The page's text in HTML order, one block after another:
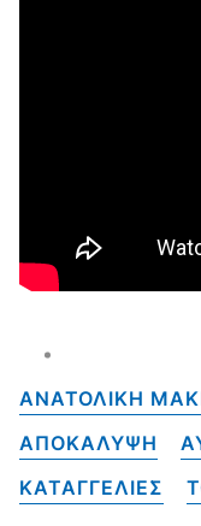
ΑΝΑΤΟΛΙΚΗ
ΑΠΟΚΑΛΥΨΗ
ΚΑΤΑΓΓΕΛΙΕΣ